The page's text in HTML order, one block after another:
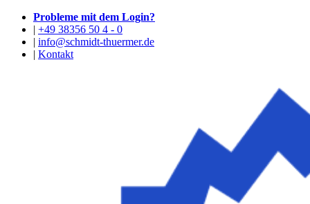
Probleme mit dem Login?
| +49 38356 50 4 - 0
| info@schmidt-thuermer.de
| Kontakt